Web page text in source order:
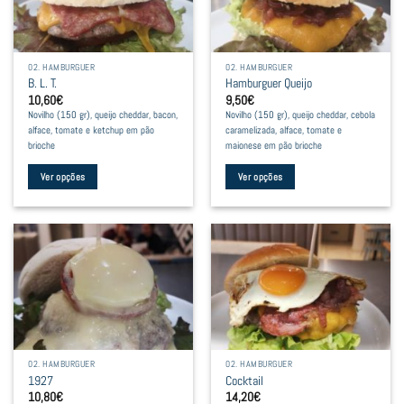
options
may
be
chosen
on
the
product
page
options
may
be
chosen
on
the
product
page
02. HAMBURGUER
B. L. T.
10,60€
Novilho (150 gr), queijo cheddar, bacon,
alface, tomate e ketchup em pão
brioche
Ver opções
has
multiple
variants.
The
options
may
be
chosen
on
02. HAMBURGUER
Hamburguer Queijo
9,50€
Novilho (150 gr), queijo cheddar, cebola
caramelizada, alface, tomate e
maionese em pão brioche
Ver opções
has
multiple
variants.
The
options
may
be
chosen
on
02. HAMBURGUER
1927
10,80€
02. HAMBURGUER
Cocktail
14,20€